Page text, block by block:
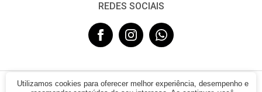
REDES SOCIAIS
Utilizamos cookies para oferecer melhor experiência, desempenho e